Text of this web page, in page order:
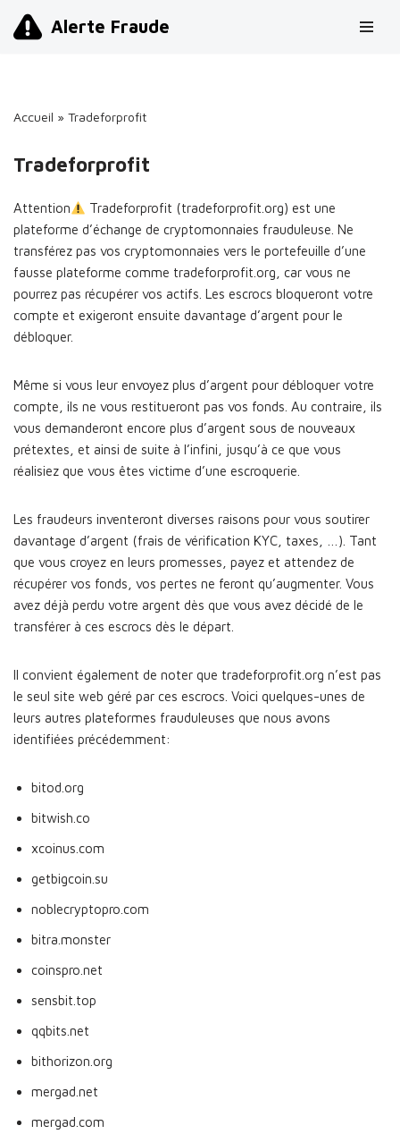
Alerte Fraude
Accueil » Tradeforprofit
Tradeforprofit
Attention
Tradeforprofit (tradeforprofit.org) est une
plateforme d’échange de cryptomonnaies frauduleuse. Ne
transférez pas vos cryptomonnaies vers le portefeuille d’une
fausse plateforme comme tradeforprofit.org, car vous ne
pourrez pas récupérer vos actifs. Les escrocs bloqueront votre
compte et exigeront ensuite davantage d’argent pour le
débloquer.
Même si vous leur envoyez plus d’argent pour débloquer votre
compte, ils ne vous restitueront pas vos fonds. Au contraire, ils
vous demanderont encore plus d’argent sous de nouveaux
prétextes, et ainsi de suite à l’infini, jusqu’à ce que vous
réalisiez que vous êtes victime d’une escroquerie.
Les fraudeurs inventeront diverses raisons pour vous soutirer
davantage d’argent (frais de vérification KYC, taxes, …). Tant
que vous croyez en leurs promesses, payez et attendez de
récupérer vos fonds, vos pertes ne feront qu’augmenter. Vous
avez déjà perdu votre argent dès que vous avez décidé de le
transférer à ces escrocs dès le départ.
Il convient également de noter que tradeforprofit.org n’est pas
le seul site web géré par ces escrocs. Voici quelques-unes de
leurs autres plateformes frauduleuses que nous avons
identifiées précédemment:
bitod.org
bitwish.co
xcoinus.com
getbigcoin.su
noblecryptopro.com
bitra.monster
coinspro.net
sensbit.top
qqbits.net
bithorizon.org
mergad.net
mergad.com